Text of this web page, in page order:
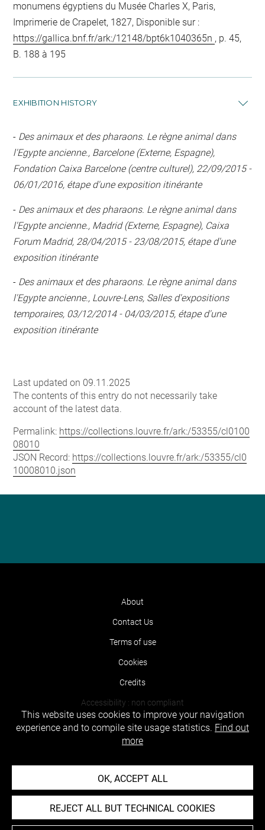
monumens égyptiens du Musée Charles X, Paris,
Imprimerie de Crapelet, 1827, Disponible sur :
https://gallica.bnf.fr/ark:/12148/bpt6k1040365n , p. 45,
B. 188 à 195
EXHIBITION HISTORY
- Des animaux et des pharaons. Le règne animal dans
l'Egypte ancienne., Barcelone (Externe, Espagne),
Fondation Caixa Barcelone (centre culturel), 22/09/2015 -
06/01/2016, étape d'une exposition itinérante
- Des animaux et des pharaons. Le règne animal dans
l'Egypte ancienne., Madrid (Externe, Espagne), Caixa
Forum Madrid, 28/04/2015 - 23/08/2015, étape d'une
exposition itinérante
- Des animaux et des pharaons. Le règne animal dans
l'Egypte ancienne., Louvre-Lens, Salles d'expositions
temporaires, 03/12/2014 - 04/03/2015, étape d'une
exposition itinérante
Last updated on 09.11.2025
The contents of this entry do not necessarily take
account of the latest data.
Permalink: https://collections.louvre.fr/ark:/53355/cl0100
08010
JSON Record: https://collections.louvre.fr/ark:/53355/cl0
10008010.json
About
Contact Us
Terms of use
Cookies
Credits
Accessibility : non compliant
This website uses cookies to improve your navigation
experience and to compile site usage statistics. Find out
more
OK, ACCEPT ALL
REJECT ALL BUT TECHNICAL COOKIES